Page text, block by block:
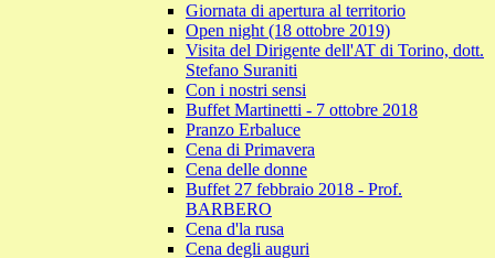
Giornata di apertura al territorio
Open night (18 ottobre 2019)
Visita del Dirigente dell'AT di Torino, dott.
Stefano Suraniti
Con i nostri sensi
Buffet Martinetti - 7 ottobre 2018
Pranzo Erbaluce
Cena di Primavera
Cena delle donne
Buffet 27 febbraio 2018 - Prof.
BARBERO
Cena d'la rusa
Cena degli auguri